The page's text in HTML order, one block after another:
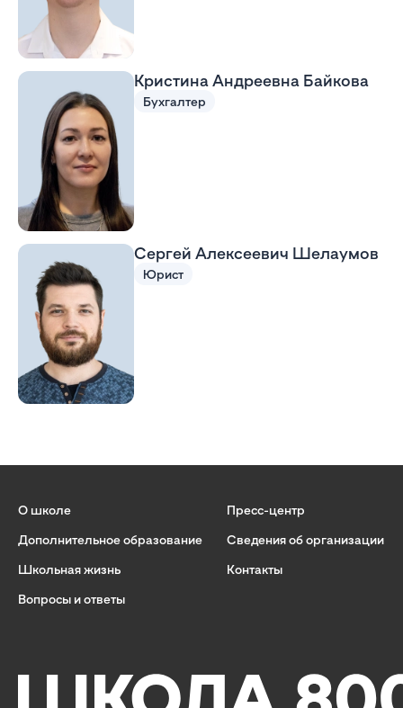
Кристина Андреевна Байкова
Бухгалтер
Сергей Алексеевич Шелаумов
Юрист
О школе
Дополнительное образование
Школьная жизнь
Вопросы и ответы
Пресс-центр
Сведения об организации
Контакты